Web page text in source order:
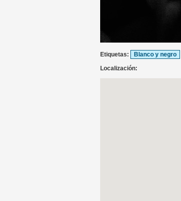
Etiquetas: Blanco y negro
Localización: